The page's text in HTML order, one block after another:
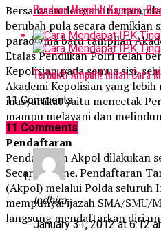
Bersamaan dengan itu,
berubah pula secara demikian
paradigma baru tampilan
Etalas Pendiikan Polri telah
Kepolisian pada semua sisi,
Akademi Kepolisian yang
masyarakat yaitu mencetak
mampu melayani dan
Pendaftaran
Pendaftaran Akpol dilakukan
Secara Online. Pendaftaran
(Akpol) melalui Polda seluruh
mempunyai ijazah SMA/SMU/
langsung mendaftarkan diri
Panduan Memilih Kampus,
Terbukti Ampuh! Inilah Cara
11 Comments
11 Comments
Indhira
January 31, 2012 at 6:12